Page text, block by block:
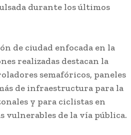
durante los últimos
de ciudad enfocada en la
realizadas destacan la
semafóricos, paneles
de infraestructura para la
y para ciclistas en
vulnerables de la vía pública.